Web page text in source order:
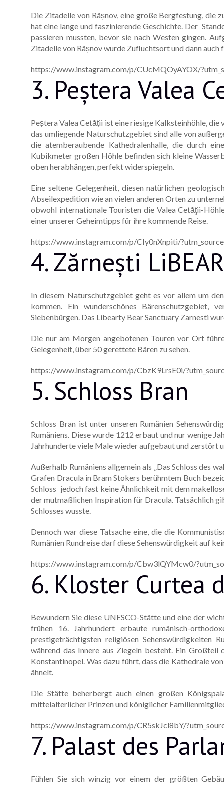
Die Zitadelle von Râșnov, eine große Bergfestung, die
hat eine lange und faszinierende Geschichte. Der
passieren mussten, bevor sie nach Westen gingen.
Zitadelle von Râșnov wurde Zufluchtsort und dann
https://www.instagram.com/p/CUcMQOyAYOX/
3. Peștera Valea
Peștera Valea Cetății ist eine riesige Kalksteinhöhle,
das umliegende Naturschutzgebiet sind alle von
die atemberaubende Kathedralenhalle, die durch
Kubikmeter großen Höhle befinden sich kleine
oben herabhängen, perfekt widerspiegeln.
Eine seltene Gelegenheit, diesen natürlichen
Abseilexpedition wie an vielen anderen Orten zu
obwohl internationale Touristen die Valea Cetăţii-
einer unserer Geheimtipps für ihre kommende Reise.
https://www.instagram.com/p/CIy0nXnpiti/
4. Zărnești
In diesem Naturschutzgebiet geht es vor allem um
kommen. Ein wunderschönes
Siebenbürgen. Das Libearty Bear Sanctuary Zarnesti
Die nur am Morgen angebotenen Touren vor Ort
Gelegenheit, über 50 gerettete Bären zu sehen.
https://www.instagram.com/p/CbzK9LrsE0i/
5. Schloss Bran
Schloss Bran ist unter unseren Rumänien
Rumäniens. Diese wurde 1212 erbaut und nur wenige
Jahrhunderte viele Male wieder aufgebaut und zerstört
Außerhalb Rumäniens allgemein als „Das Schloss des
Grafen Dracula in Bram Stokers berühmtem Buch
Schloss jedoch fast keine Ähnlichkeit mit dem
der mutmaßlichen Inspiration für Dracula. Tatsächlich
Schlosses wusste.
Dennoch war diese Tatsache eine, die die
Rumänien Rundreise darf diese Sehenswürdigkeit auf
https://www.instagram.com/p/Cbw3lQYMcw0/
6. Kloster Curtea
Bewundern Sie diese UNESCO-Stätte und eine der
frühen 16. Jahrhundert erbaute rumänisch-
prestigeträchtigsten religiösen Sehenswürdigkeiten
während das Innere aus Ziegeln besteht. Ein
Konstantinopel. Was dazu führt, dass die Kathedrale
ähnelt.
Die Stätte beherbergt auch einen großen
mittelalterlicher Prinzen und königlicher
https://www.instagram.com/p/CR5skJcl8bY/
7. Palast des
Fühlen Sie sich winzig vor einem der größten